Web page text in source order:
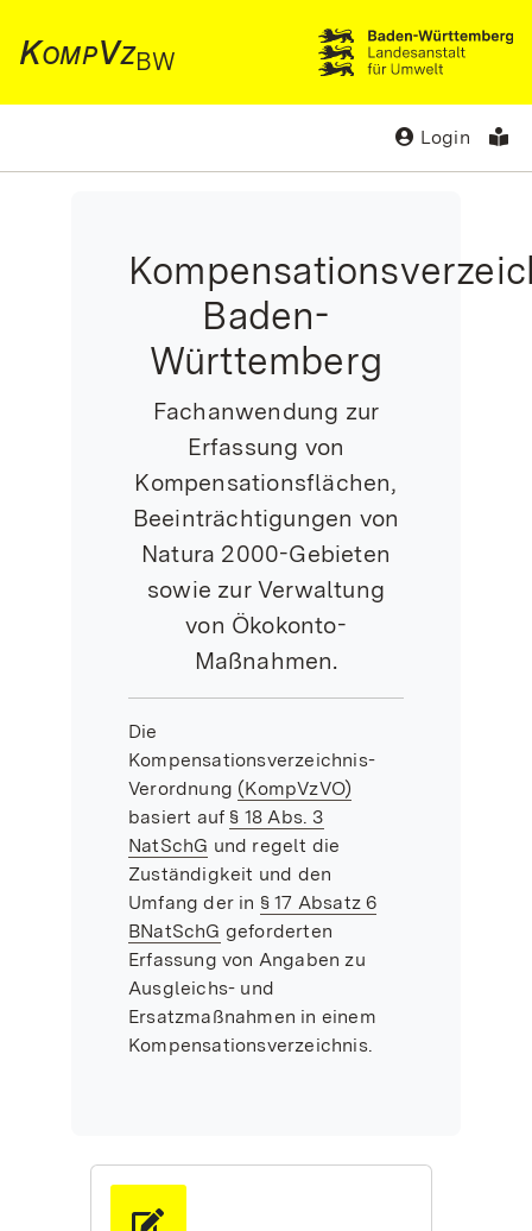
KompVzBW
Login
Baden-
Württemberg
Fachanwendung zur
Erfassung von
Kompensationsflächen,
Beeinträchtigungen von
Natura 2000-Gebieten
sowie zur Verwaltung
von Ökokonto-
Maßnahmen.
Die
Kompensationsverzeichnis-
Verordnung (KompVzVO)
basiert auf § 18 Abs. 3
NatSchG und regelt die
Zuständigkeit und den
Umfang der in § 17 Absatz 6
BNatSchG geforderten
Erfassung von Angaben zu
Ausgleichs- und
Ersatzmaßnahmen in einem
Kompensationsverzeichnis.